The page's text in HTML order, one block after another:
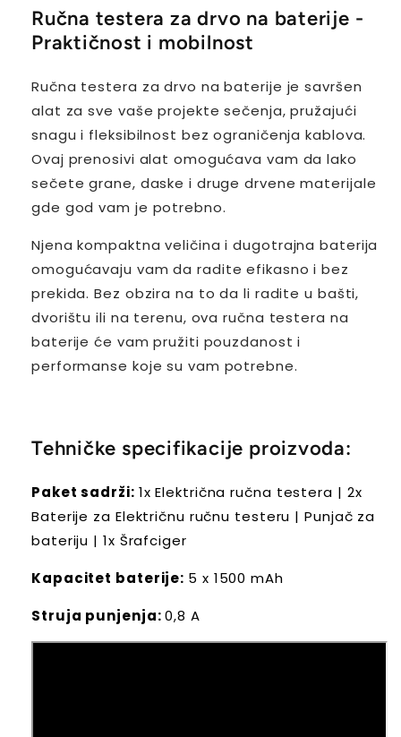
Ručna testera za drvo na baterije -
Praktičnost i mobilnost
Ručna testera za drvo na baterije je savršen
alat za sve vaše projekte sečenja, pružajući
snagu i fleksibilnost bez ograničenja kablova.
Ovaj prenosivi alat omogućava vam da lako
sečete grane, daske i druge drvene materijale
gde god vam je potrebno.
Njena kompaktna veličina i dugotrajna baterija
omogućavaju vam da radite efikasno i bez
prekida. Bez obzira na to da li radite u bašti,
dvorištu ili na terenu, ova ručna testera na
baterije će vam pružiti pouzdanost i
performanse koje su vam potrebne.
Tehničke specifikacije proizvoda:
Paket sadrži: 1x Električna ručna testera | 2x
Baterije za Električnu ručnu testeru | Punjač za
bateriju | 1x Šrafciger
Kapacitet baterije: 5 x 1500 mAh
Struja punjenja:0,8 A